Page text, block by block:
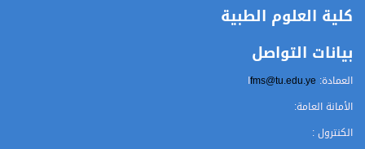
كلية العلوم الطبية
بيانات التواصل
العمادة: fms@tu.edu.yeا
الأمانة العامة:
الكنترول :